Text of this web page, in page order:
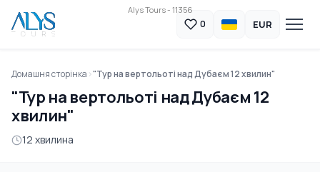
Alys Tours - 11356
0 EUR
Домашня сторінка "Тур на вертольоті над Дубаєм 12 хвилин"
"Тур на вертольоті над Дубаєм 12
хвилин"
12 хвилина